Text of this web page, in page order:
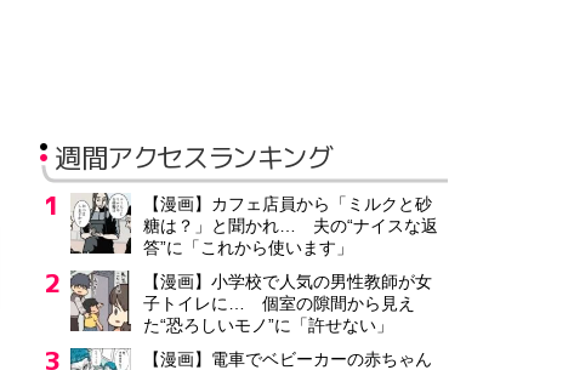
週間アクセスランキング
【漫画】カフェ店員から「ミルクと砂
糖は？」と聞かれ… 夫の“ナイスな返
答”に「これから使います」
【漫画】小学校で人気の男性教師が女
子トイレに… 個室の隙間から見え
た“恐ろしいモノ”に「許せない」
【漫画】電車でベビーカーの赤ちゃん